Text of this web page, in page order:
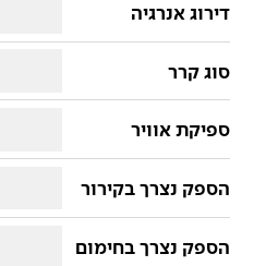
דירוג אנרגיה
סוג קרר
ספיקת אוויר
הספק נצרך בקירור
הספק נצרך בחימום